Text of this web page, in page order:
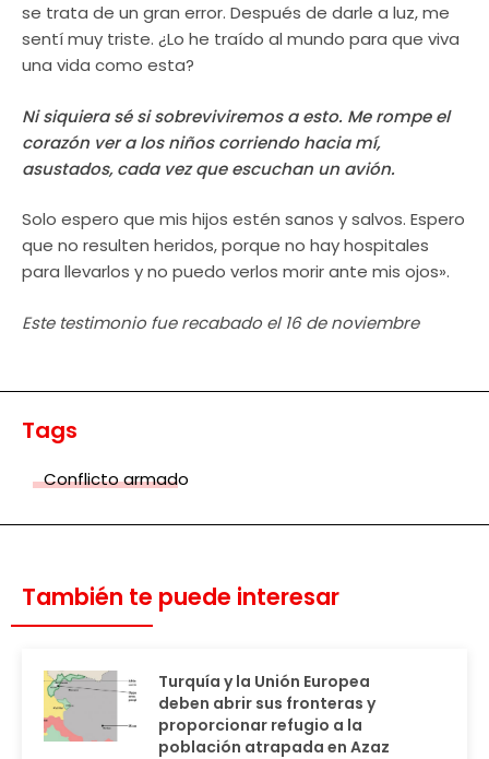
se trata de un gran error. Después de darle a luz, me
sentí muy triste. ¿Lo he traído al mundo para que viva
una vida como esta?
Ni siquiera sé si sobreviviremos a esto. Me rompe el
corazón ver a los niños corriendo hacia mí,
asustados, cada vez que escuchan un avión.
Solo espero que mis hijos estén sanos y salvos. Espero
que no resulten heridos, porque no hay hospitales
para llevarlos y no puedo verlos morir ante mis ojos».
Este testimonio fue recabado el 16 de noviembre
Tags
Conflicto armado
También te puede interesar
Turquía y la Unión Europea
deben abrir sus fronteras y
proporcionar refugio a la
población atrapada en Azaz